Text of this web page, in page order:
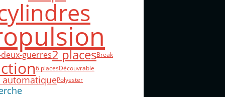
guerres2 placesBreak
6 placesDécouvrable
automatiquePolyester